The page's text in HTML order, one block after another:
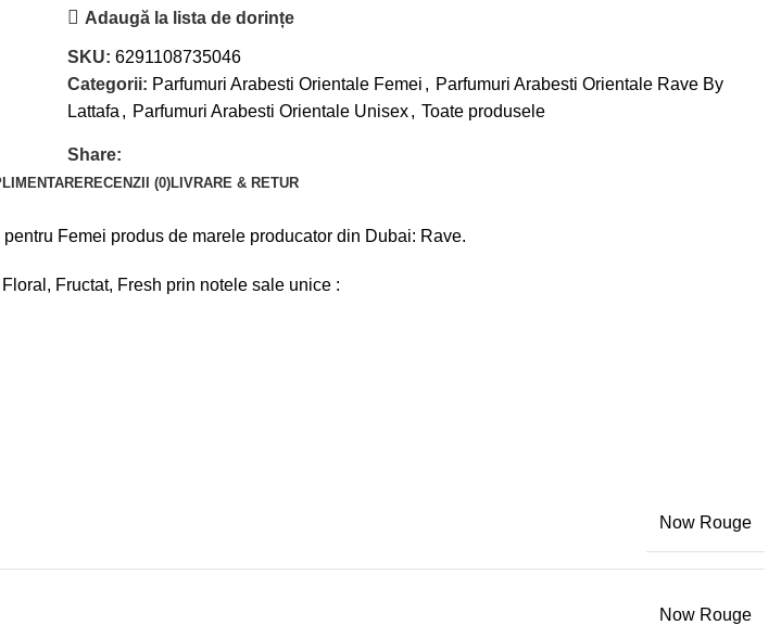
Adaugă la lista de dorințe
SKU: 6291108735046
Categorii: Parfumuri Arabesti Orientale Femei , Parfumuri Arabesti Orientale Rave By
Lattafa , Parfumuri Arabesti Orientale Unisex, Toate produsele
Share:
RECENZII (0)LIVRARE & RETUR
Femei produs de marele producator din Dubai: Rave.
Fructat, Fresh prin notele sale unice :
Now Rouge
Now Rouge